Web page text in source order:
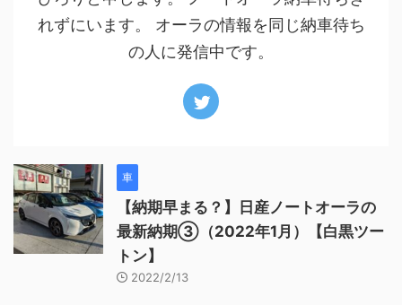
れずにいます。 オーラの情報を同じ納車待ち
の人に発信中です。
車
【納期早まる？】日産ノートオーラの
最新納期③（2022年1月）【白黒ツー
トン】
2022/2/13